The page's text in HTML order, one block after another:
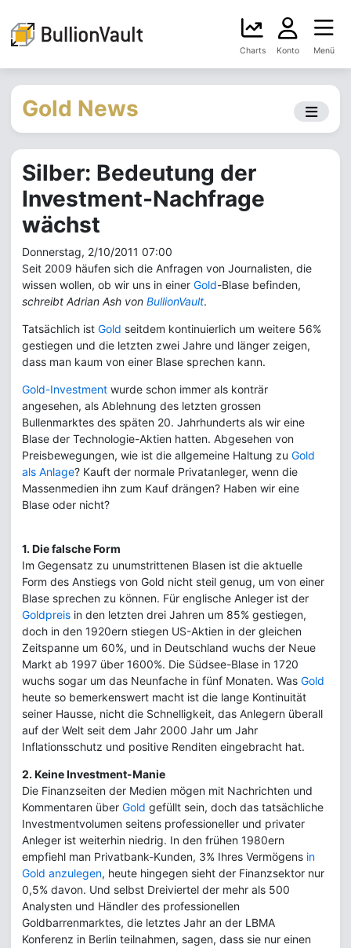
Charts Konto Menü
Gold News
Silber: Bedeutung der
Investment-Nachfrage
wächst
Donnerstag, 2/10/2011 07:00
Seit 2009 häufen sich die Anfragen von Journalisten, die
wissen wollen, ob wir uns in einer Gold-Blase befinden,
schreibt Adrian Ash von BullionVault.
Tatsächlich ist Gold seitdem kontinuierlich um weitere 56%
gestiegen und die letzten zwei Jahre und länger zeigen,
dass man kaum von einer Blase sprechen kann.
Gold-Investment wurde schon immer als konträr
angesehen, als Ablehnung des letzten grossen
Bullenmarktes des späten 20. Jahrhunderts als wir eine
Blase der Technologie-Aktien hatten. Abgesehen von
Preisbewegungen, wie ist die allgemeine Haltung zu Gold
als Anlage? Kauft der normale Privatanleger, wenn die
Massenmedien ihn zum Kauf drängen? Haben wir eine
Blase oder nicht?
1. Die falsche Form
Im Gegensatz zu unumstrittenen Blasen ist die aktuelle
Form des Anstiegs von Gold nicht steil genug, um von einer
Blase sprechen zu können. Für englische Anleger ist der
Goldpreis in den letzten drei Jahren um 85% gestiegen,
doch in den 1920ern stiegen US-Aktien in der gleichen
Zeitspanne um 60%, und in Deutschland wuchs der Neue
Markt ab 1997 über 1600%. Die Südsee-Blase in 1720
wuchs sogar um das Neunfache in fünf Monaten. Was Gold
heute so bemerkenswert macht ist die lange Kontinuität
seiner Hausse, nicht die Schnelligkeit, das Anlegern überall
auf der Welt seit dem Jahr 2000 Jahr um Jahr
Inflationsschutz und positive Renditen eingebracht hat.
2. Keine Investment-Manie
Die Finanzseiten der Medien mögen mit Nachrichten und
Kommentaren über Gold gefüllt sein, doch das tatsächliche
Investmentvolumen seitens professioneller und privater
Anleger ist weiterhin niedrig. In den frühen 1980ern
empfiehl man Privatbank-Kunden, 3% Ihres Vermögens in
Gold anzulegen, heute hingegen sieht der Finanzsektor nur
0,5% davon. Und selbst Dreiviertel der mehr als 500
Analysten und Händler des professionellen
Goldbarrenmarktes, die letztes Jahr an der LBMA
Konferenz in Berlin teilnahmen, sagen, dass sie nur einen